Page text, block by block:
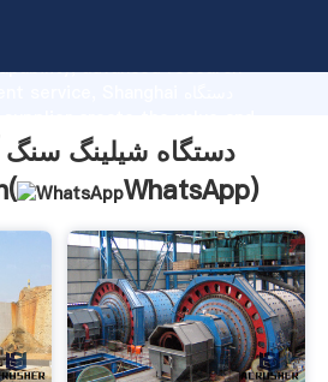
advanced research
customers.
دستگاه شیلینگ سنگ
WhatsApp)